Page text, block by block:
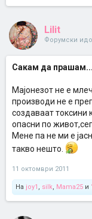
Lilit
Форумски
Сакам да
Мајонезот не е
производи не е
создаваат токсини
опасни по
Мене па не ми е
такво нешто.
11 октомври 2011
На joy1 , silk, Mama25 и